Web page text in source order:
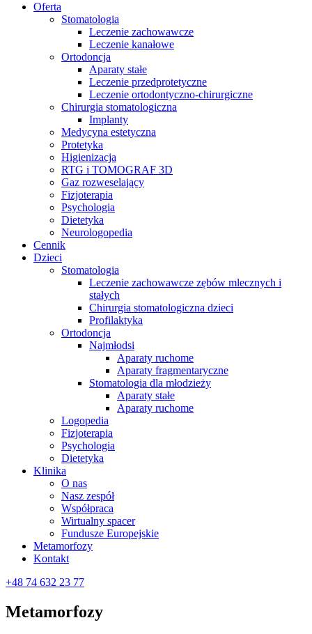
Oferta
Stomatologia
Leczenie zachowawcze
Leczenie kanałowe
Ortodoncja
Aparaty stałe
Leczenie przedprotetyczne
Leczenie ortodontyczno-chirurgiczne
Chirurgia stomatologiczna
Implanty
Medycyna estetyczna
Protetyka
Higienizacja
RTG i TOMOGRAF 3D
Gaz rozweselający
Fizjoterapia
Psychologia
Dietetyka
Neurologopedia
Cennik
Dzieci
Stomatologia
Leczenie zachowawcze zębów mlecznych i
stałych
Chirurgia stomatologiczna dzieci
Profilaktyka
Ortodoncja
Najmłodsi
Aparaty ruchome
Aparaty fragmentaryczne
Stomatologia dla młodzieży
Aparaty stałe
Aparaty ruchome
Logopedia
Fizjoterapia
Psychologia
Dietetyka
Klinika
O nas
Nasz zespół
Współpraca
Wirtualny spacer
Fundusze Europejskie
Metamorfozy
Kontakt
+48 74 632 23 77
Metamorfozy